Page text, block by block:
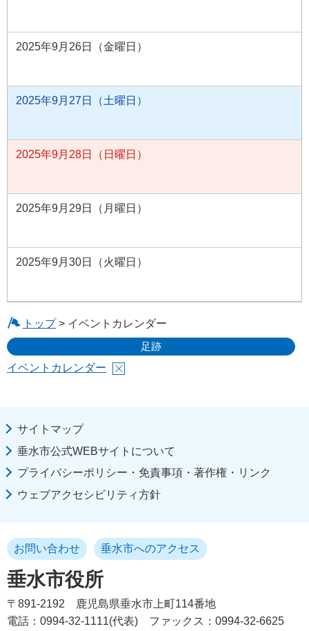
2025年9月26日（金曜日）
2025年9月27日（土曜日）
2025年9月28日（日曜日）
2025年9月29日（月曜日）
2025年9月30日（火曜日）
トップ> イベントカレンダー
足跡
イベントカレンダー
サイトマップ
垂水市公式WEBサイトについて
プライバシーポリシー・免責事項・著作権・リンク
ウェブアクセシビリティ方針
垂水市役所
お問い合わせ 垂水市へのアクセス
〒891-2192
鹿児島県垂水市上町114番地
電話：0994-32-1111(代表)
ファックス：0994-32-6625